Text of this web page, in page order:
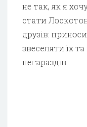
не так, як я
стати
друзів:
звеселяти їх
негараздів.